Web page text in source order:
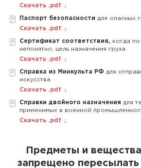
Скачать .pdf
Паспорт безопасности для опасных
Скачать .pdf
Сертификат соответствия, когда
непонятно, цель назначения груза
Скачать .pdf
Справка из Минкульта РФ для
искусства
Скачать .pdf
Справки двойного назначения для
применимых в военной
Скачать .pdf
Предметы и
запрещено